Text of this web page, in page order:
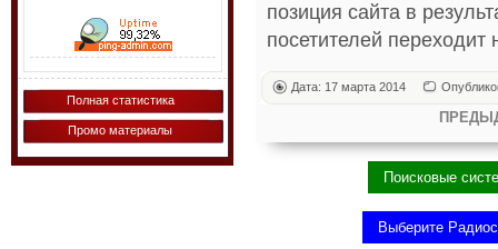
Полная статистика
Промо материалы
позиция сайта в
посетителей переходит
Дата: 17 марта 2014